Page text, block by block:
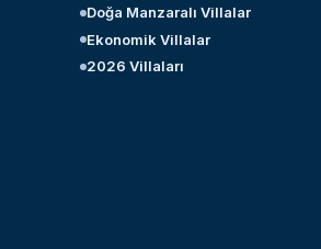
Doğa Manzaralı Villalar
Ekonomik Villalar
2026 Villaları